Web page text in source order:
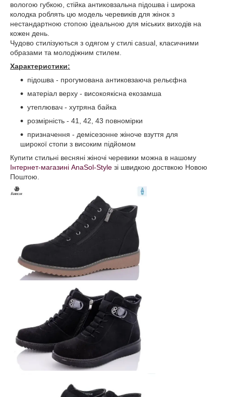
вологою губкою, стійка антиковзальна підошва і широка
колодка роблять цю модель черевиків для жінок з
нестандартною стопою ідеальною для міських виходів на
кожен день.
Чудово стилізуються з одягом у стилі casual, класичними
образами та молодіжним стилем.
Характеристики:
підошва - прогумована антиковзаюча рельєфна
матеріал верху - високоякісна екозамша
утеплювач - хутряна байка
розмірність - 41, 42, 43 повномірки
призначення - демісезонне жіноче взуття для
широкої стопи з високим підйомом
Купити стильні весняні жіночі черевики можна в нашому
Інтернет-магазині AnaSol-Style зі швидкою доствкою Новою
Поштою.